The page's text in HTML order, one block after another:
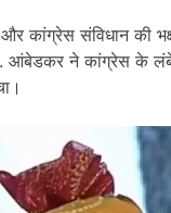
कांग्रेस संविधान की
आंबेडकर ने कांग्रेस के